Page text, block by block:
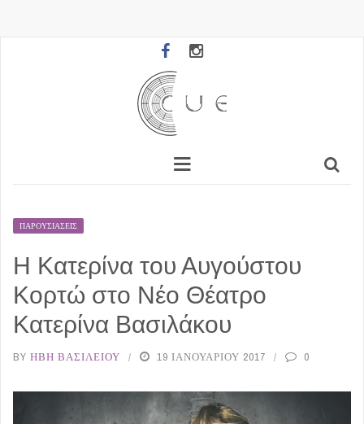
ΠΑΡΟΥΣΙΆΣΕΙΣ
Η Κατερίνα του Αυγούστου
Κορτώ στο Νέο Θέατρο
Κατερίνα Βασιλάκου
BY ΉΒΗ ΒΑΣΙΛΕΊΟΥ 19 ΙΑΝΟΥΑΡΊΟΥ 2017 0